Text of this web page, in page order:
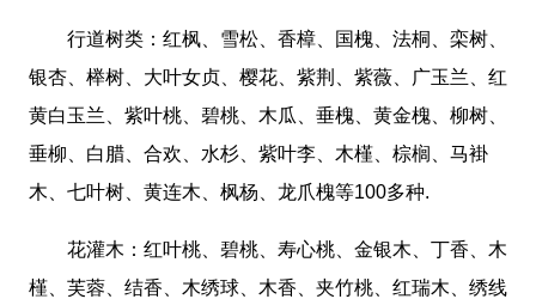
行道树类：红枫、雪松、香樟、国槐、法桐、栾树、
银杏、榉树、大叶女贞、樱花、紫荆、紫薇、广玉兰、红
黄白玉兰、紫叶桃、碧桃、木瓜、垂槐、黄金槐、柳树、
垂柳、白腊、合欢、水杉、紫叶李、木槿、棕榈、马褂
木、七叶树、黄连木、枫杨、龙爪槐等100多种.
花灌木：红叶桃、碧桃、寿心桃、金银木、丁香、木
槿、芙蓉、结香、木绣球、木香、夹竹桃、红瑞木、绣线